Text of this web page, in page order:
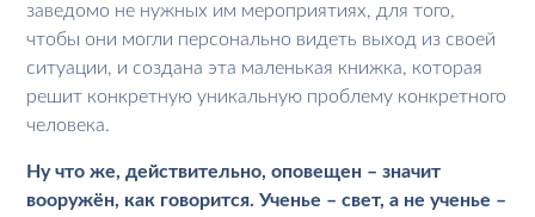
заведомо не нужных им мероприятиях, для того,
чтобы они могли персонально видеть выход из своей
ситуации, и создана эта маленькая книжка, которая
решит конкретную уникальную проблему конкретного
человека.
Ну что же, действительно, оповещен – значит
вооружён, как говорится. Ученье – свет, а не ученье –